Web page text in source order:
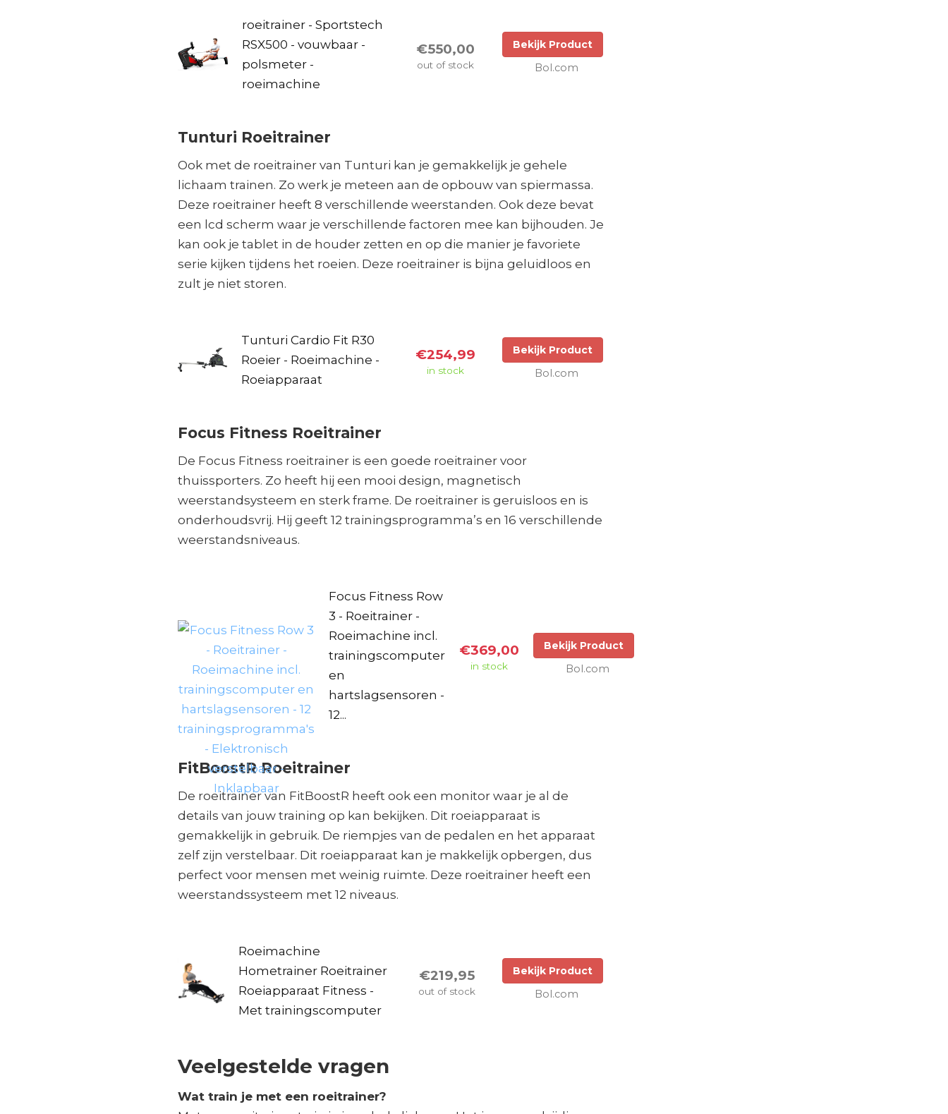
roeitrainer - Sportstech
RSX500 - vouwbaar -
polsmeter -
roeimachine
€550,00
out of stock
Bekijk Product
Bol.com
Tunturi Roeitrainer
Ook met de roeitrainer van Tunturi kan je gemakkelijk je gehele
lichaam trainen. Zo werk je meteen aan de opbouw van spiermassa.
Deze roeitrainer heeft 8 verschillende weerstanden. Ook deze bevat
een lcd scherm waar je verschillende factoren mee kan bijhouden. Je
kan ook je tablet in de houder zetten en op die manier je favoriete
serie kijken tijdens het roeien. Deze roeitrainer is bijna geluidloos en
zult je niet storen.
Tunturi Cardio Fit R30
Roeier - Roeimachine -
Roeiapparaat
€254,99
in stock
Bekijk Product
Bol.com
Focus Fitness Roeitrainer
De Focus Fitness roeitrainer is een goede roeitrainer voor
thuissporters. Zo heeft hij een mooi design, magnetisch
weerstandsysteem en sterk frame. De roeitrainer is geruisloos en is
onderhoudsvrij. Hij geeft 12 trainingsprogramma’s en 16 verschillende
weerstandsniveaus.
Focus Fitness Row
3 - Roeitrainer -
Roeimachine incl.
trainingscomputer
en
hartslagsensoren -
12...
€369,00
in stock
Bekijk Product
Bol.com
FitBoostR Roeitrainer
De roeitrainer van FitBoostR heeft ook een monitor waar je al de
details van jouw training op kan bekijken. Dit roeiapparaat is
gemakkelijk in gebruik. De riempjes van de pedalen en het apparaat
zelf zijn verstelbaar. Dit roeiapparaat kan je makkelijk opbergen, dus
perfect voor mensen met weinig ruimte. Deze roeitrainer heeft een
weerstandssysteem met 12 niveaus.
Roeimachine
Hometrainer Roeitrainer
Roeiapparaat Fitness -
Met trainingscomputer
€219,95
out of stock
Bekijk Product
Bol.com
Veelgestelde vragen
Wat train je met een roeitrainer?